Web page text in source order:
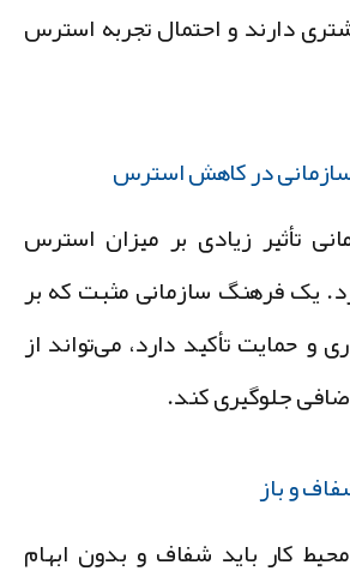
و احتمال تجربه استرس
تأثیر زیادی بر میزان استرس
یک فرهنگ سازمانی مثبت که بر
و حمایت تأکید دارد، می‌تواند از
جلوگیری کند.
کار باید شفاف و بدون ابهام